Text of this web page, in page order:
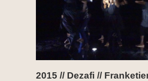
2015 // Dezafi //